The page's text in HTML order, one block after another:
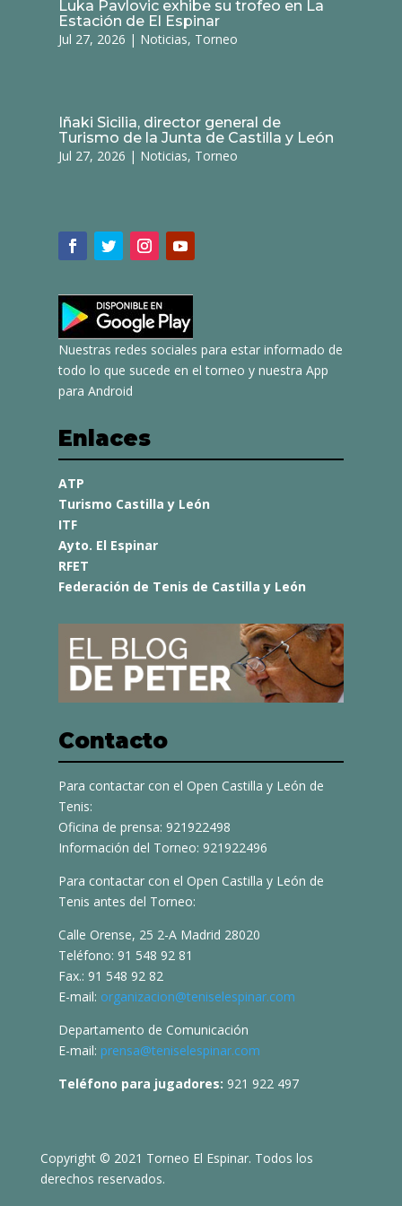
Luka Pavlovic exhibe su trofeo en La
Estación de El Espinar
Jul 27, 2026 | Noticias, Torneo
Iñaki Sicilia, director general de
Turismo de la Junta de Castilla y León
Jul 27, 2026 | Noticias, Torneo
Nuestras redes sociales para estar informado de
todo lo que sucede en el torneo y nuestra App
para Android
Enlaces
ATP
Turismo Castilla y León
ITF
Ayto. El Espinar
RFET
Federación de Tenis de Castilla y León
Contacto
Para contactar con el Open Castilla y León de
Tenis:
Oficina de prensa: 921922498
Información del Torneo: 921922496
Para contactar con el Open Castilla y León de
Tenis antes del Torneo:
Calle Orense, 25 2-A Madrid 28020
Teléfono: 91 548 92 81
Fax.: 91 548 92 82
E-mail: organizacion@teniselespinar.com
Departamento de Comunicación
E-mail: prensa@teniselespinar.com
Teléfono para jugadores: 921 922 497
Copyright © 2021 Torneo El Espinar. Todos los
derechos reservados.